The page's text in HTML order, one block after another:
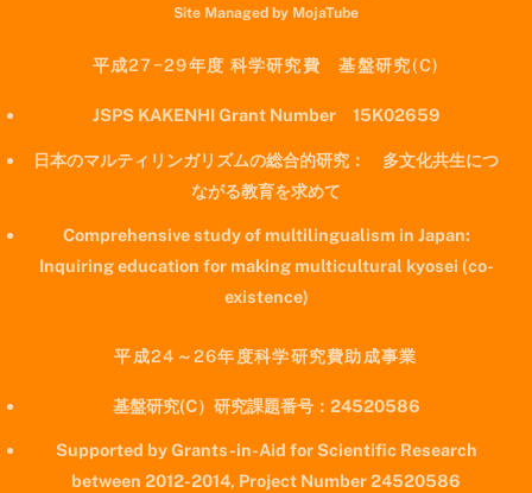
Site Managed by MojaTube
平成27−29年度 科学研究費 基盤研究(C)
JSPS KAKENHI Grant Number 15K02659
日本のマルティリンガリズムの総合的研究： 多文化共生につ
ながる教育を求めて
Comprehensive study of multilingualism in Japan:
Inquiring education for making multicultural kyosei (co-
existence)
平成24～26年度科学研究費助成事業
基盤研究(C）研究課題番号：24520586
Supported by Grants-in-Aid for Scientific Research
between 2012-2014, Project Number 24520586